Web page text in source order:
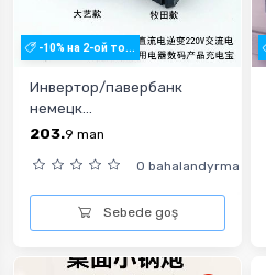
-10% на 2-ой то...
Инвертор/павербанк
немецк...
203.9 man
0 bahalandyrma
Sebede goş